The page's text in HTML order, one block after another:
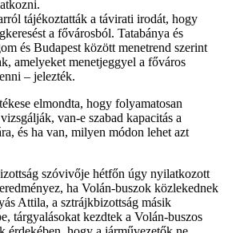
tájékoztatták a távirati irodát, hogy
a fővárosból. Tatabánya és
és Budapest között menetrend szerint
amelyeket menetjeggyel a főváros
– jelezték.
elmondta, hogy folyamatosan
van-e szabad kapacitás a
és ha van, milyen módon lehet azt
szóvivője hétfőn úgy nyilatkozott
ha Volán-buszok közlekednek
Attila, a sztrájkbizottság másik
tárgyalásokat kezdtek a Volán-buszos